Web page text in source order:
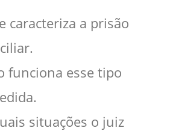
caracteriza a prisão
funciona esse tipo
situações o juiz